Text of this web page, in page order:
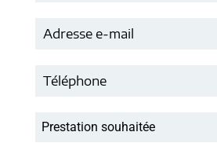
Prestation souhaitée